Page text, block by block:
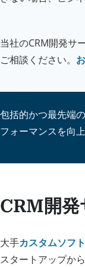
当社のCRM開発サ
ご相談ください。
包括的かつ最先端
フォーマンスを向
CRM開発
大手カスタムソフ
スタートアップか